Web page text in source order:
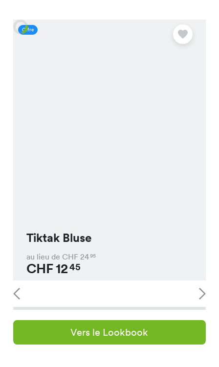
Offre
Tiktak Bluse
au lieu de CHF 2495
CHF1245
Vers le Lookbook